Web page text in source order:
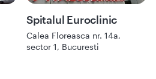
Spitalul Euroclinic
Calea Floreasca nr. 14a,
sector 1, Bucuresti